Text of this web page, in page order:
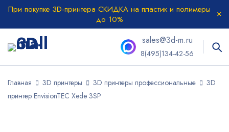
При покупке 3D-принтера СКИДКА на пластик и полимеры
до 10%
sales@3d-m.ru
8(495)134-42-56
Главная 3D принтеры 3D принтеры профессиональные
3D
принтер EnvisionTEC Xede 3SP